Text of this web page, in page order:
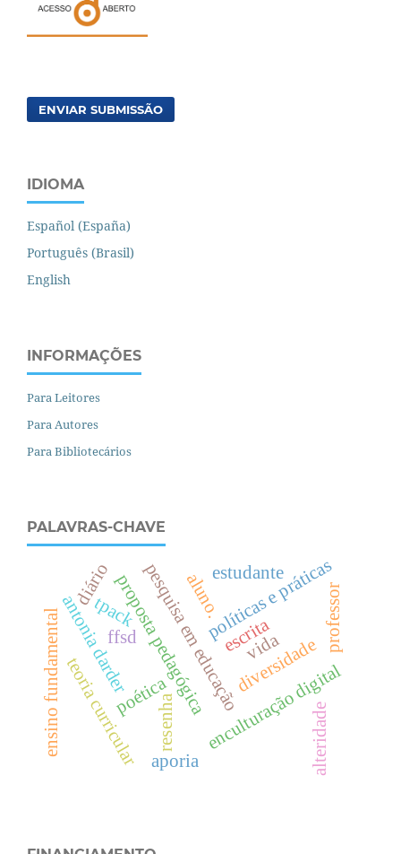
ENVIAR SUBMISSÃO
IDIOMA
Español (España)
Português (Brasil)
English
INFORMAÇÕES
Para Leitores
Para Autores
Para Bibliotecários
PALAVRAS-CHAVE
proposta pedagógicaenculturação digital
pesquisa em educaçãoescrita
diversidade
tpack
alteridade
poética
teoria curricular
políticas e práticas
ffsd vida professor
aluno.
antonia darder
resenha
estudante
diário
aporia
ensino fundamental